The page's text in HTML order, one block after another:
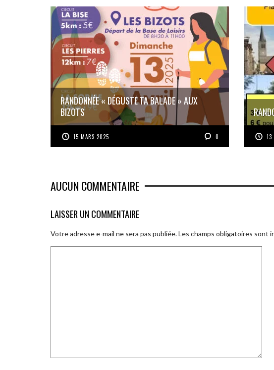
RANDONNÉE « DÉGUSTE TA BALADE » AUX
BIZOTS
15 MARS 2025 0 13
AUCUN COMMENTAIRE
LAISSER UN COMMENTAIRE
Votre adresse e-mail ne sera pas publiée.Les champs obligatoires sont